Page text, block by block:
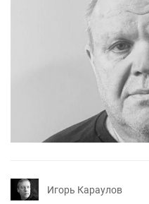
Игорь Караулов